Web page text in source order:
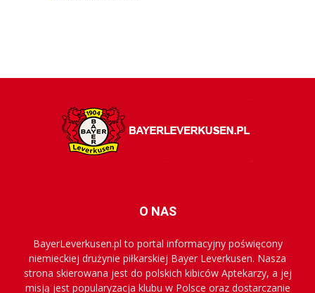
O NAS
BayerLeverkusen.pl to portal informacyjny poświęcony
niemieckiej drużynie piłkarskiej Bayer Leverkusen. Nasza
strona skierowana jest do polskich kibiców Aptekarzy, a jej
misją jest popularyzacja klubu w Polsce oraz dostarczanie